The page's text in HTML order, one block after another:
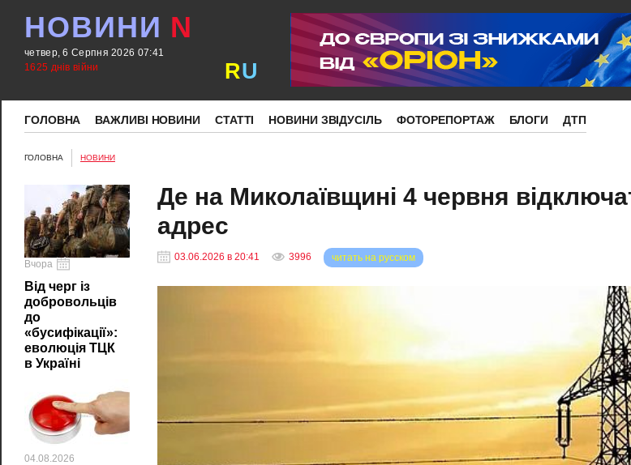
НОВИНИ N
четвер, 6 Серпня 2026 07:41
1625 днів війни
RU
ГОЛОВНА ВАЖЛИВІ НОВИНИ СТАТТІ НОВИНИ ЗВІДУСІЛЬ ФОТОРЕПОРТАЖ БЛОГИ ДТП
ГОЛОВНА НОВИНИ
Вчора
Від черг із
добровольців
до
«бусифікації»:
еволюція ТЦК
в Україні
04.08.2026
Де на Миколаївщині 4 червня
адрес
03.06.2026 в 20:41 3996 читать на русском